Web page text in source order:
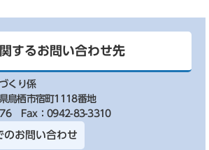
するお問い合わせ先
くり係
鳥栖市宿町1118番地
Fax：0942-83-3310
のお問い合わせ